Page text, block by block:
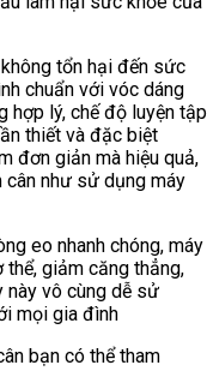
tổn hại đến sức
chuẩn với vóc dáng
hợp lý, chế độ luyện tập
thiết và đặc biệt
đơn giản mà hiệu quả,
cân như sử dụng máy
eo nhanh chóng, máy
giảm căng thẳng,
này vô cùng dễ sử
mọi gia đình
bạn có thể tham